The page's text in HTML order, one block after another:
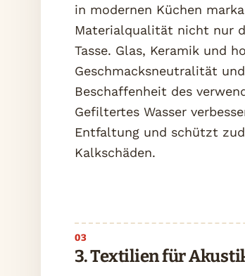
in modernen Küchen
Materialqualität nicht nur
Tasse. Glas, Keramik und
Geschmacksneutralität
Beschaffenheit des
Gefiltertes Wasser
Entfaltung und schützt
Kalkschäden.
3. Textilien für